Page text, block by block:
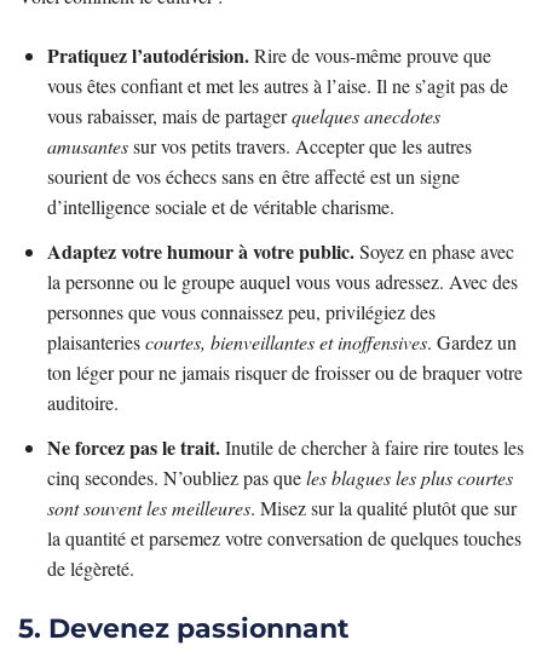
Pratiquez l’autodérision.Rire de vous-même prouve que
vous êtes confiant et met les autres à l’aise. Il ne s’agit pas de
vous rabaisser, mais de partagerquelques anecdotes
amusantessur vos petits travers. Accepter que les autres
sourient de vos échecs sans en être affecté est un signe
d’intelligence sociale et de véritable charisme.
Adaptez votre humour à votre public.Soyez en phase avec
la personne ou le groupe auquel vous vous adressez. Avec des
personnes que vous connaissez peu, privilégiez des
plaisanteriescourtes, bienveillantes et inoffensives. Gardez un
ton léger pour ne jamais risquer de froisser ou de braquer votre
auditoire.
Ne forcez pas le trait.Inutile de chercher à faire rire toutes les
cinq secondes. N’oubliez pas queles blagues les plus courtes
sont souvent les meilleures. Misez sur la qualité plutôt que sur
la quantité et parsemez votre conversation de quelques touches
de légèreté.
5. Devenez passionnant